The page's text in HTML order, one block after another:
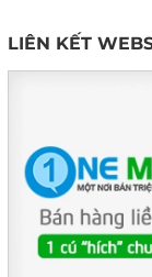
LIÊN KẾT